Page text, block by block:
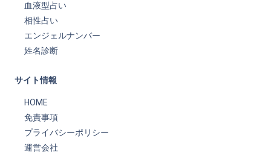
血液型占い
相性占い
エンジェルナンバー
姓名診断
サイト情報
HOME
免責事項
プライバシーポリシー
運営会社